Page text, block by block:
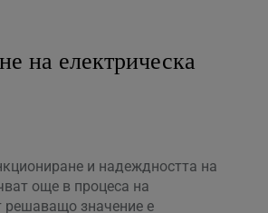
на електрическа
и надеждността на
още в процеса на
решаващо значение е